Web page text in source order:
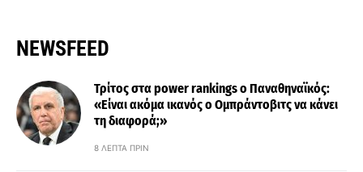
NEWSFEED
Τρίτος στα power rankings ο Παναθηναϊκός:
«Είναι ακόμα ικανός ο Ομπράντοβιτς να κάνει
τη διαφορά;»
8 ΛΕΠΤΆ ΠΡΙΝ